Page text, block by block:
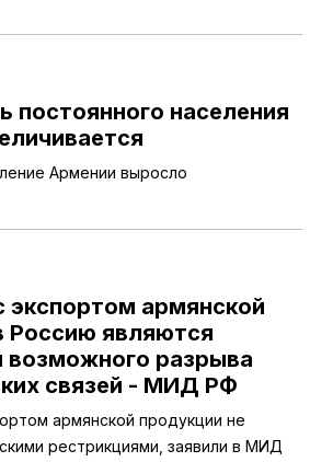
постоянного населения
Армении выросло
экспортом армянской
Россию являются
возможного разрыва
связей - МИД РФ
армянской продукции не
рестрикциями, заявили в МИД